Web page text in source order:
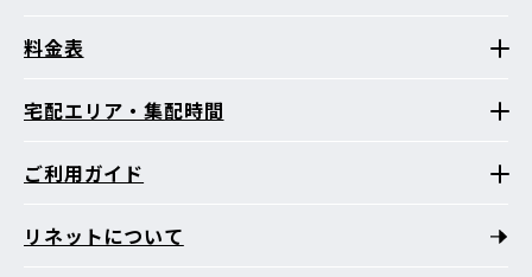
料金表
宅配エリア・集配時間
ご利用ガイド
リネットについて